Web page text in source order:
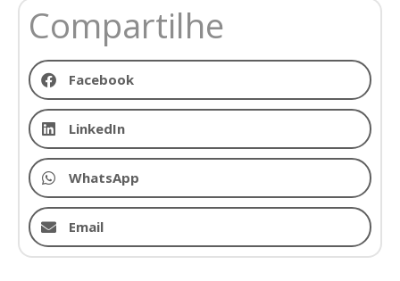
Compartilhe
Facebook
LinkedIn
WhatsApp
Email